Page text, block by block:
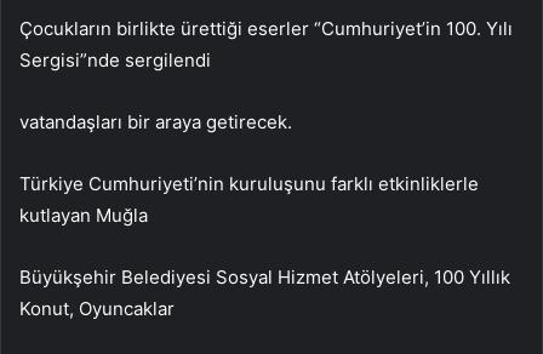
Çocukların birlikte ürettiği eserler “Cumhuriyet’in 100. Yılı
Sergisi”nde sergilendi
vatandaşları bir araya getirecek.
Türkiye Cumhuriyeti’nin kuruluşunu farklı etkinliklerle
kutlayan Muğla
Büyükşehir Belediyesi Sosyal Hizmet Atölyeleri, 100 Yıllık
Konut, Oyuncaklar